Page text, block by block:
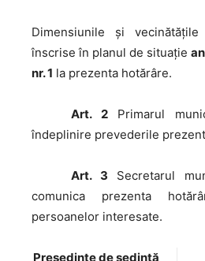
Dimensiunile şi
înscrise în planul de situaţie
nr. 1 la prezenta hotărâre.
Art. 2Primarul
îndeplinire prevederile
Art. 3 Secretarul
comunica prezenta
persoanelor interesate.
Preşedinte de şedinţă